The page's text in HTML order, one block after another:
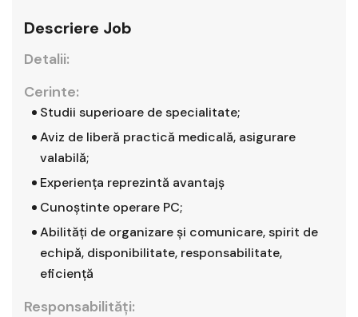
Descriere Job
Detalii:
Cerinte:
Studii superioare de specialitate;
Aviz de liberă practică medicală, asigurare
valabilă;
Experienţa reprezintă avantajş
Cunoştinte operare PC;
Abilităţi de organizare şi comunicare, spirit de
echipă, disponibilitate, responsabilitate,
eficienţă
Responsabilităţi: